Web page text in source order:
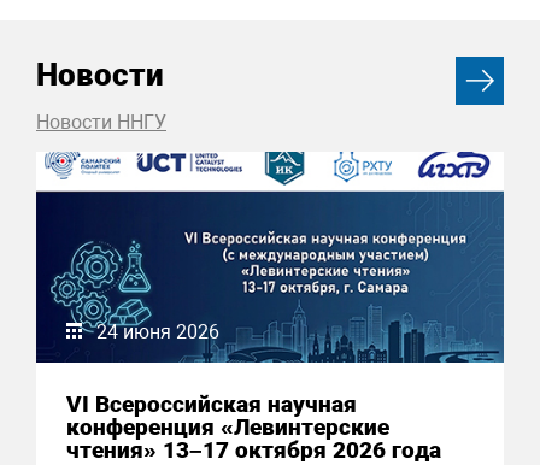
Новости
Новости ННГУ
24 июня 2026
VI Всероссийская научная
конференция «Левинтерские
чтения» 13–17 октября 2026 года